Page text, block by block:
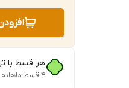
هر قسط با
۴ قسط ماهانه. بدون سود، چک و ضامن.